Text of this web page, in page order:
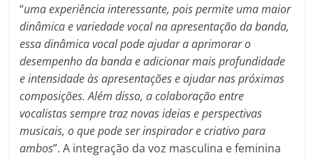
“uma experiência interessante, pois permite uma maior
dinâmica e variedade vocal na apresentação da banda,
essa dinâmica vocal pode ajudar a aprimorar o
desempenho da banda e adicionar mais profundidade
e intensidade às apresentações e ajudar nas próximas
composições. Além disso, a colaboração entre
vocalistas sempre traz novas ideias e perspectivas
musicais, o que pode ser inspirador e criativo para
ambos”. A integração da voz masculina e feminina